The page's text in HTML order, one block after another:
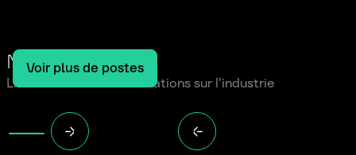
Notre blog
Lire les dernières informations sur l'industrie
Voir plus de postes